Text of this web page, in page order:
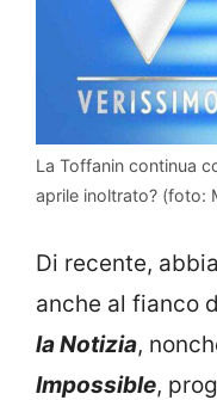
La Toffanin continua
aprile inoltrato? (foto:
Di recente,
anche al fianco
la Notizia,
Impossible,